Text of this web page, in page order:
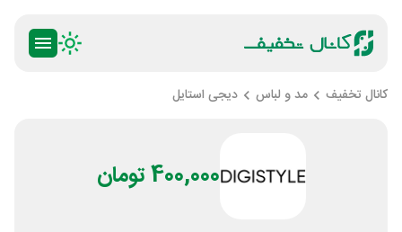
کانال تخفیف مد و لباس دیجی استایل
400,000 تومان